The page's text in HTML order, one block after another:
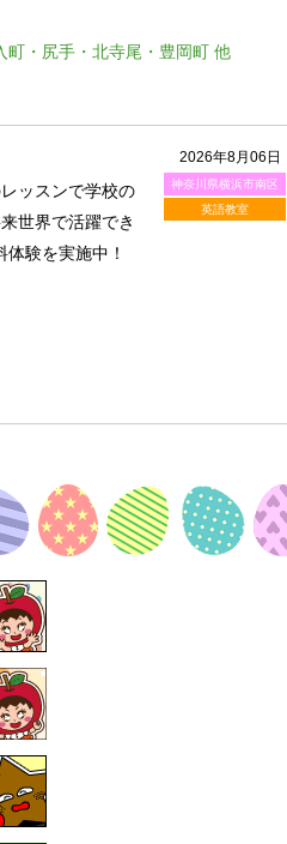
町・尻手・北寺尾・豊岡町 他
2026年8月06日
神奈川県横浜市南区
英語教室
ッスンで学校の
世界で活躍でき
験を実施中！